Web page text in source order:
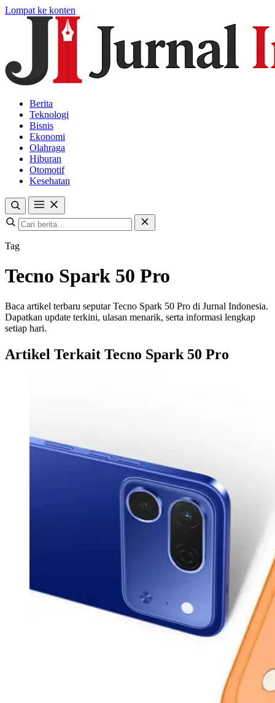
Lompat ke konten
Berita
Teknologi
Bisnis
Ekonomi
Olahraga
Hiburan
Otomotif
Kesehatan
Tag
Tecno Spark 50 Pro
Baca artikel terbaru seputar Tecno Spark 50 Pro di Jurnal Indonesia.
Dapatkan update terkini, ulasan menarik, serta informasi lengkap
setiap hari.
Artikel Terkait Tecno Spark 50 Pro